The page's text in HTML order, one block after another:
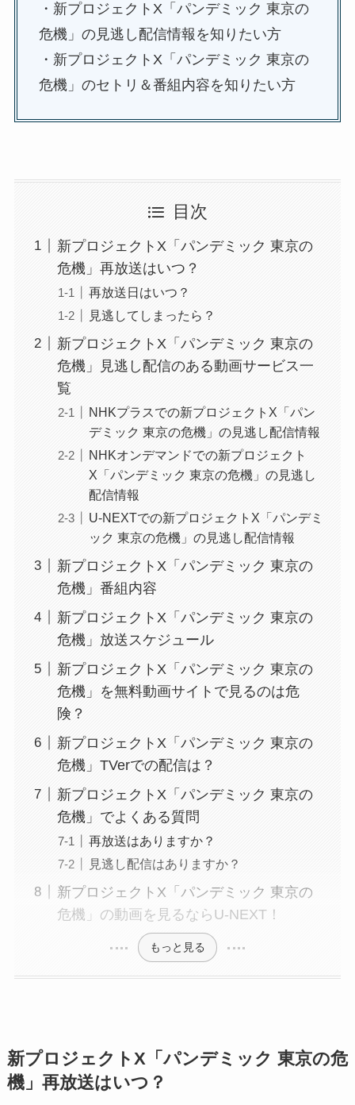
・新プロジェクトX「パンデミック 東京の
危機」の見逃し配信情報を知りたい方
・新プロジェクトX「パンデミック 東京の
危機」のセトリ＆番組内容を知りたい方
目次
新プロジェクトX「パンデミック 東京の
危機」再放送はいつ？
再放送日はいつ？
見逃してしまったら？
新プロジェクトX「パンデミック 東京の
危機」見逃し配信のある動画サービス一
覧
NHKプラスでの新プロジェクトX「パン
デミック 東京の危機」の見逃し配信情報
NHKオンデマンドでの新プロジェクト
X「パンデミック 東京の危機」の見逃し
配信情報
U-NEXTでの新プロジェクトX「パンデミ
ック 東京の危機」の見逃し配信情報
新プロジェクトX「パンデミック 東京の
危機」番組内容
新プロジェクトX「パンデミック 東京の
危機」放送スケジュール
新プロジェクトX「パンデミック 東京の
危機」を無料動画サイトで見るのは危
険？
新プロジェクトX「パンデミック 東京の
危機」TVerでの配信は？
新プロジェクトX「パンデミック 東京の
危機」でよくある質問
再放送はありますか？
見逃し配信はありますか？
新プロジェクトX「パンデミック 東京の
危機」の動画を見るならU-NEXT！
もっと見る
新プロジェクトX「パンデミック 東京の危
機」再放送はいつ？